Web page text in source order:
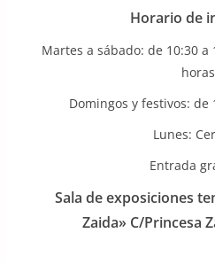
Horario de
Martes a sábado: de 10:30 a
horas
Domingos y festivos: de
Lunes:
Entrada
Sala de exposiciones
Zaida» C/Princesa